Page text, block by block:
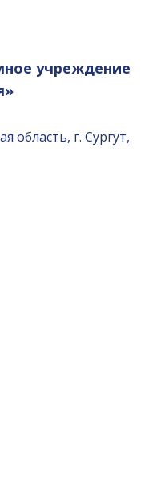
учреждение
г. Сургут,